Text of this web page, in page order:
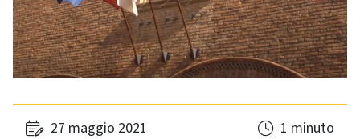
27 maggio 2021 1 minuto